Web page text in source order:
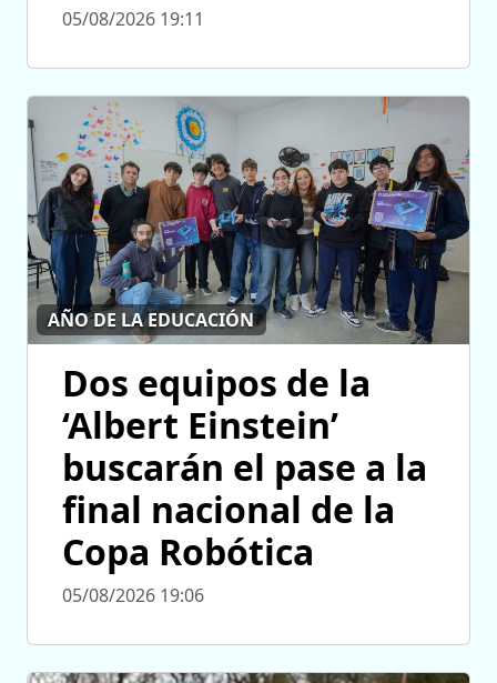
05/08/2026 19:11
AÑO DE LA EDUCACIÓN
Dos equipos de la
‘Albert Einstein’
buscarán el pase a la
final nacional de la
Copa Robótica
05/08/2026 19:06